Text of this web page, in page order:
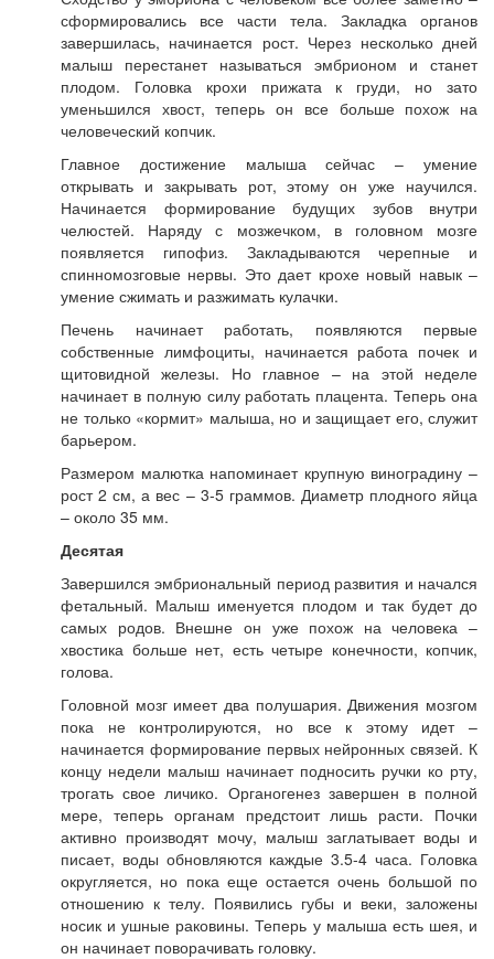
сформировались все части тела. Закладка органов
завершилась, начинается рост. Через несколько дней
малыш перестанет называться эмбрионом и станет
плодом. Головка крохи прижата к груди, но зато
уменьшился хвост, теперь он все больше похож на
человеческий копчик.
Главное достижение малыша сейчас – умение
открывать и закрывать рот, этому он уже научился.
Начинается формирование будущих зубов внутри
челюстей. Наряду с мозжечком, в головном мозге
появляется гипофиз. Закладываются черепные и
спинномозговые нервы. Это дает крохе новый навык –
умение сжимать и разжимать кулачки.
Печень начинает работать, появляются первые
собственные лимфоциты, начинается работа почек и
щитовидной железы. Но главное – на этой неделе
начинает в полную силу работать плацента. Теперь она
не только «кормит» малыша, но и защищает его, служит
барьером.
Размером малютка напоминает крупную виноградину –
рост 2 см, а вес – 3-5 граммов. Диаметр плодного яйца
– около 35 мм.
Десятая
Завершился эмбриональный период развития и начался
фетальный. Малыш именуется плодом и так будет до
самых родов. Внешне он уже похож на человека –
хвостика больше нет, есть четыре конечности, копчик,
голова.
Головной мозг имеет два полушария. Движения мозгом
пока не контролируются, но все к этому идет –
начинается формирование первых нейронных связей. К
концу недели малыш начинает подносить ручки ко рту,
трогать свое личико. Органогенез завершен в полной
мере, теперь органам предстоит лишь расти. Почки
активно производят мочу, малыш заглатывает воды и
писает, воды обновляются каждые 3.5-4 часа. Головка
округляется, но пока еще остается очень большой по
отношению к телу. Появились губы и веки, заложены
носик и ушные раковины. Теперь у малыша есть шея, и
он начинает поворачивать головку.